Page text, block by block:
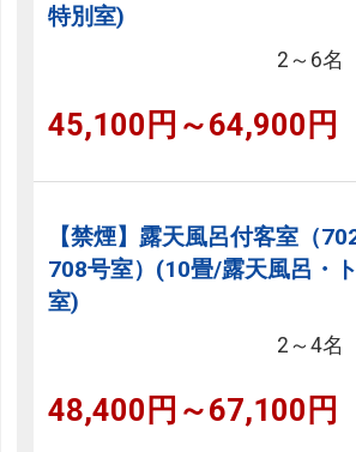
特別室)
2～6名
45,100円～64,900円
【禁煙】露天風呂付客室（
708号室）(10畳/露天風呂・
室)
2～4名
48,400円～67,100円